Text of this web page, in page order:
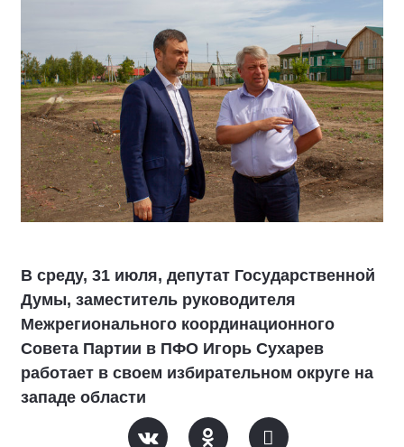
В среду, 31 июля, депутат Государственной
Думы, заместитель руководителя
Межрегионального координационного
Совета Партии в ПФО Игорь Сухарев
работает в своем избирательном округе на
западе области